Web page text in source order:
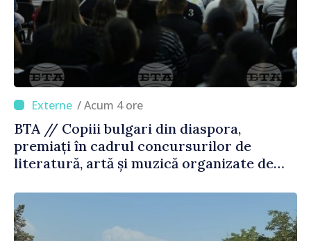
/ Acum 4 ore
BTA // Copiii bulgari din diaspora,
premiați în cadrul concursurilor de
literatură, artă și muzică organizate de
Străinătate